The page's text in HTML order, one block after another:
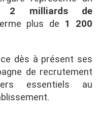
2 milliards de
plus de 1 200
dès à présent ses
de recrutement
essentiels au